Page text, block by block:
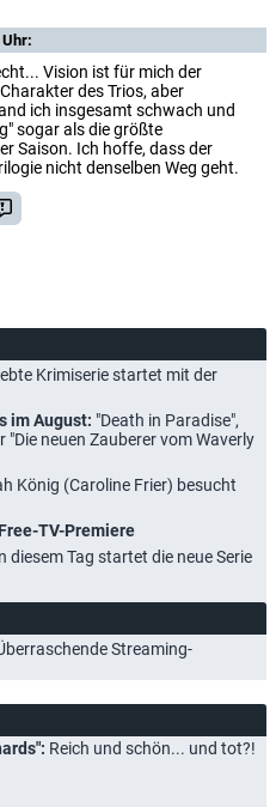
Vision ist für mich der
des Trios, aber
ich insgesamt schwach und
sogar als die größte
Saison. Ich hoffe, dass der
nicht denselben Weg geht.
Krimiserie startet mit der
im August: "Death in Paradise",
"Die neuen Zauberer vom Waverly
König (Caroline Frier) besucht
TV-Premiere
diesem Tag startet die neue Serie
Streaming-
Reich und schön... und tot?!